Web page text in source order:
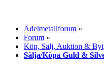
Ädelmetallforum »
Forum »
Köp, Sälj, Auktion & Byt
Sälja/Köpa Guld &